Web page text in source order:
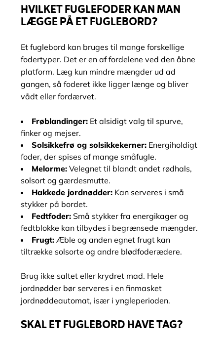
HVILKET FUGLEFODER KAN MAN
LÆGGE PÅ ET FUGLEBORD?
Et fuglebord kan bruges til mange forskellige
fodertyper. Det er en af fordelene ved den åbne
platform. Læg kun mindre mængder ud ad
gangen, så foderet ikke ligger længe og bliver
vådt eller fordærvet.
Frøblandinger: Et alsidigt valg til spurve,
finker og mejser.
Solsikkefrø og solsikkekerner: Energiholdigt
foder, der spises af mange småfugle.
Melorme: Velegnet til blandt andet rødhals,
solsort og gærdesmutte.
Hakkede jordnødder: Kan serveres i små
stykker på bordet.
Fedtfoder: Små stykker fra energikager og
fedtblokke kan tilbydes i begrænsede mængder.
Frugt: Æble og anden egnet frugt kan
tiltrække solsorte og andre blødfoderædere.
Brug ikke saltet eller krydret mad. Hele
jordnødder bør serveres i en finmasket
jordnøddeautomat, især i yngleperioden.
SKAL ET FUGLEBORD HAVE TAG?